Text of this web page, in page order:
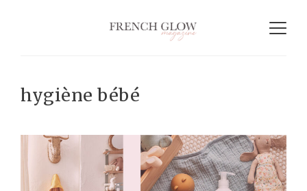
hygiène bébé